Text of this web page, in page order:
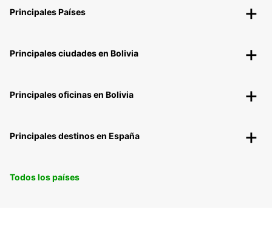
Principales Países
Principales ciudades en Bolivia
Principales oficinas en Bolivia
Principales destinos en España
Todos los países